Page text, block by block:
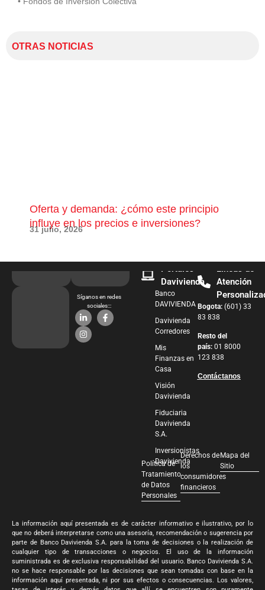
OTRAS NOTICIAS
Oferta y demanda: ¿cómo este principio
influye en los precios e inversiones?
31 julio, 2026
Síganos en redes
sociales:::
Davivienda
Banco
DAVIVIENDA
Davivienda
Corredores
Mis
Finanzas en
Casa
Visión
Davivienda
Fiduciaria
Davivienda
S.A.
Inversionistas
Davivienda
Atención
Bogota: (601) 33
83 838
Resto del
país: 01 8000
123 838
Contáctanos
Política de
Tratamiento
de Datos
Personales
Derechos de
los
consumidores
financieros
Mapa del
Sitio
La información aquí presentada es de carácter informativo e ilustrativo, por lo
que no deberá interpretarse como una asesoría, recomendación o sugerencia por
parte de Banco Davivienda S.A. para la toma de decisiones o la realización de
cualquier tipo de transacciones o negocios. El uso de la información
suministrada es de exclusiva responsabilidad del usuario. Banco Davivienda S.A.
no se hace responsable por las decisiones que sean tomadas con base en la
información aquí presentada, ni por sus efectos o consecuencias. Los valores,